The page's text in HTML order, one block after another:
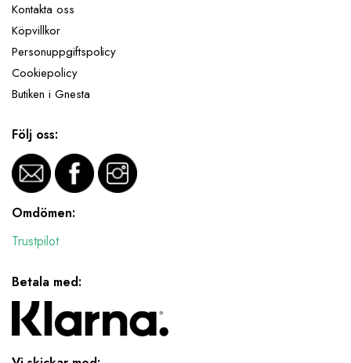
Kontakta oss
Köpvillkor
Personuppgiftspolicy
Cookiepolicy
Butiken i Gnesta
Följ oss:
Omdömen:
Trustpilot
Betala med: